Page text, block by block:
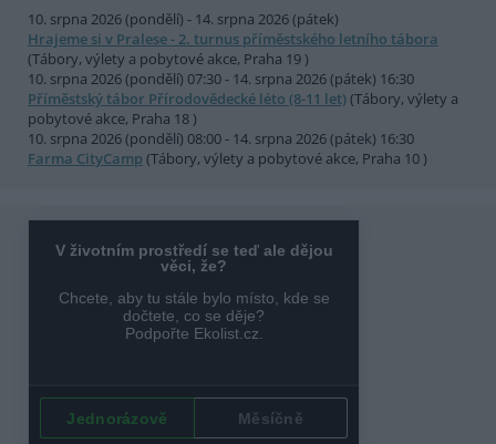
10. srpna 2026 (pondělí) - 14. srpna 2026 (pátek)
Hrajeme si v Pralese - 2. turnus příměstského letního tábora
(Tábory, výlety a pobytové akce, Praha 19 )
10. srpna 2026 (pondělí) 07:30 - 14. srpna 2026 (pátek) 16:30
Příměstský tábor Přírodovědecké léto (8-11 let)(Tábory, výlety a
pobytové akce, Praha 18 )
10. srpna 2026 (pondělí) 08:00 - 14. srpna 2026 (pátek) 16:30
Farma CityCamp (Tábory, výlety a pobytové akce, Praha 10 )